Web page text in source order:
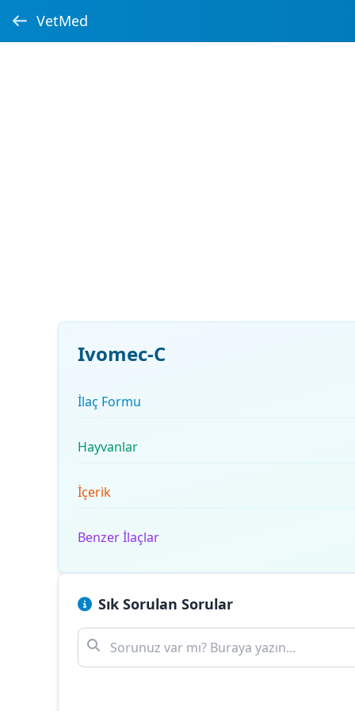
VetMed
Ivomec-C
İlaç Formu
Hayvanlar
İçerik
Benzer İlaçlar
Sık Sorulan Sorular